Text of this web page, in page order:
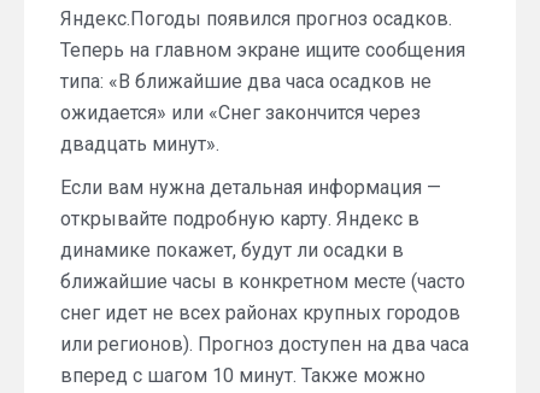
Яндекс.Погоды появился прогноз осадков.
Теперь на главном экране ищите сообщения
типа: «В ближайшие два часа осадков не
ожидается» или «Снег закончится через
двадцать минут».
Если вам нужна детальная информация —
открывайте подробную карту. Яндекс в
динамике покажет, будут ли осадки в
ближайшие часы в конкретном месте (часто
снег идет не всех районах крупных городов
или регионов). Прогноз доступен на два часа
вперед с шагом 10 минут. Также можно